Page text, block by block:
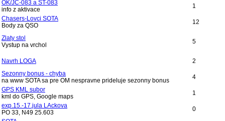
OK/JC-083 a ST-083
info z aktivace
1
Chasers-Lovci SOTA
Body za QSO
12
Zlaty stol
Vystup na vrchol
5
Navrh LOGA
2
Sezonny bonus - chyba
na www SOTA sa pre OM nespravne prideluje sezonny bonus
4
GPS KML subor
kml do GPS, Google maps
1
exp.15.-17.jula LAckova
PO 33, N49 25.603
0